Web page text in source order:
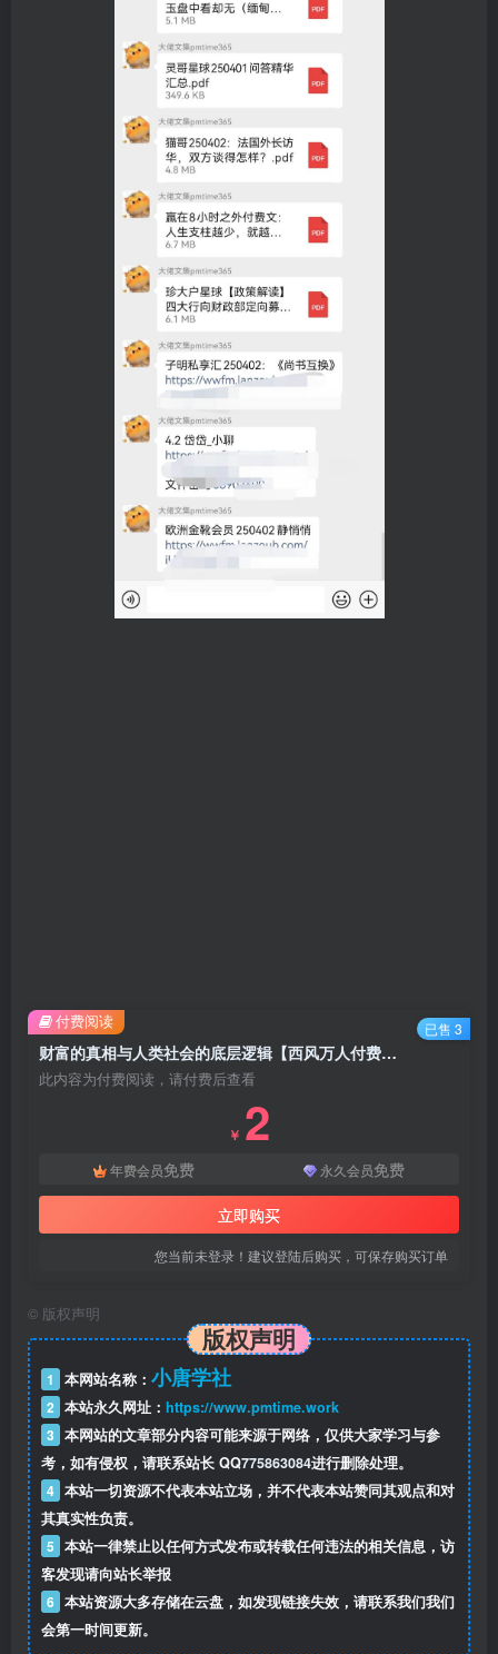
财富的真相与人类社会的底层逻辑【西风万人付费文】
此内容为付费阅读，请付费后查看
￥ 2
年费会员免费 永久会员免费
立即购买
您当前未登录！建议登陆后购买，可保存购买订单
付费阅读 已售 3
© 版权声明
版权声明
1 本网站名称： 小唐学社
2 本站永久网址： https://www.pmtime.work
3 本网站的文章部分内容可能来源于网络，仅供大家学习与参
考，如有侵权，请联系站长 QQ775863084进行删除处理。
4 本站一切资源不代表本站立场，并不代表本站赞同其观点和对
其真实性负责。
5 本站一律禁止以任何方式发布或转载任何违法的相关信息，访
客发现请向站长举报
6 本站资源大多存储在云盘，如发现链接失效，请联系我们我们
会第一时间更新。